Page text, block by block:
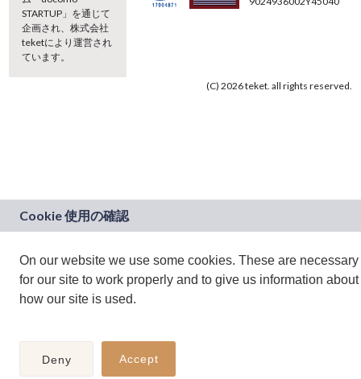
STARTUP」を通じて
企画され、株式会社
teketにより運営され
ています。
(C) 2026 teket. all rights reserved.
On our website we use some cookies. These are necessary
for our site to work properly and to give us information about
how our site is used.
Deny Accept